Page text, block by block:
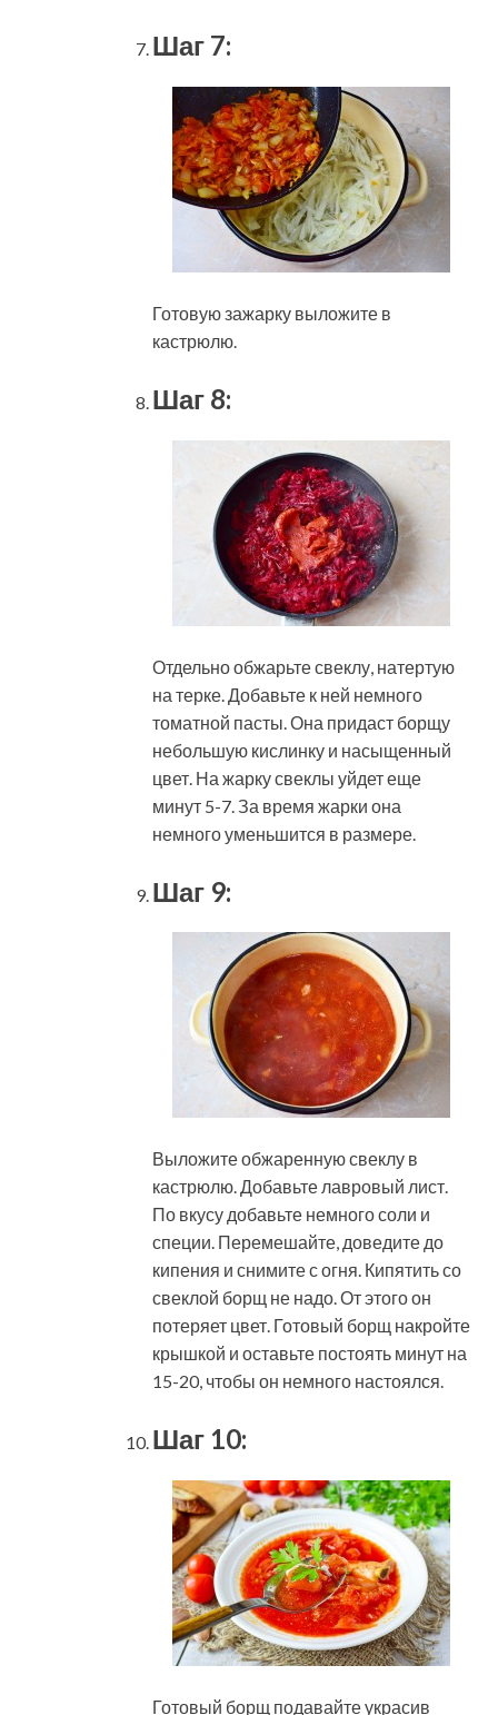
Шаг 7:
Готовую зажарку выложите в
кастрюлю.
Шаг 8:
Отдельно обжарьте свеклу, натертую
на терке. Добавьте к ней немного
томатной пасты. Она придаст борщу
небольшую кислинку и насыщенный
цвет. На жарку свеклы уйдет еще
минут 5-7. За время жарки она
немного уменьшится в размере.
Шаг 9:
Выложите обжаренную свеклу в
кастрюлю. Добавьте лавровый лист.
По вкусу добавьте немного соли и
специи. Перемешайте, доведите до
кипения и снимите с огня. Кипятить со
свеклой борщ не надо. От этого он
потеряет цвет. Готовый борщ накройте
крышкой и оставьте постоять минут на
15-20, чтобы он немного настоялся.
Шаг 10:
Готовый борщ подавайте украсив